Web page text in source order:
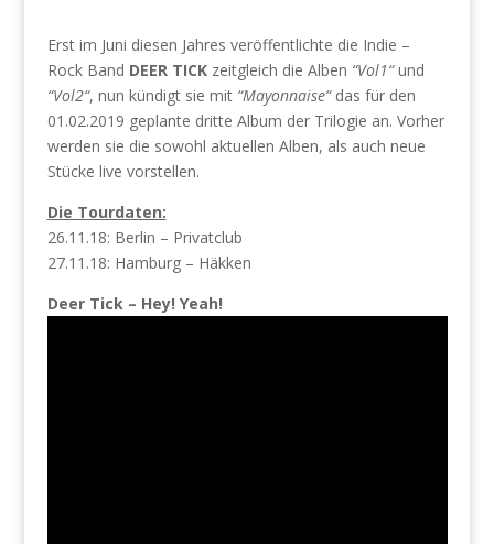
Erst im Juni diesen Jahres veröffentlichte die Indie –
Rock Band DEER TICKzeitgleich die Alben “Vol1“und
“Vol2“, nun kündigt sie mit “Mayonnaise“das für den
01.02.2019 geplante dritte Album der Trilogie an. Vorher
werden sie die sowohl aktuellen Alben, als auch neue
Stücke live vorstellen.
Die Tourdaten:
26.11.18: Berlin – Privatclub
27.11.18: Hamburg – Häkken
Deer Tick – Hey! Yeah!